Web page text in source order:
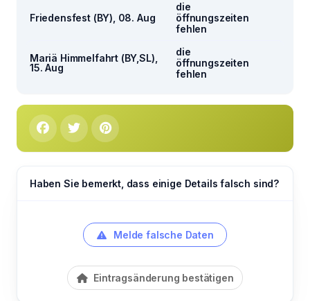
Friedensfest (BY), 08. Aug
die
öffnungszeiten
fehlen
Mariä Himmelfahrt (BY,SL),
15. Aug
die
öffnungszeiten
fehlen
Haben Sie bemerkt, dass einige Details falsch sind?
Melde falsche Daten
Eintragsänderung bestätigen